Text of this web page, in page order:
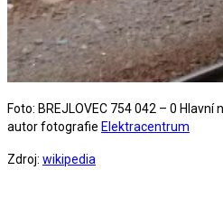
Foto: BREJLOVEC 754 042 – 0 Hlavní
autor fotografie Elektracentrum
Zdroj: wikipedia